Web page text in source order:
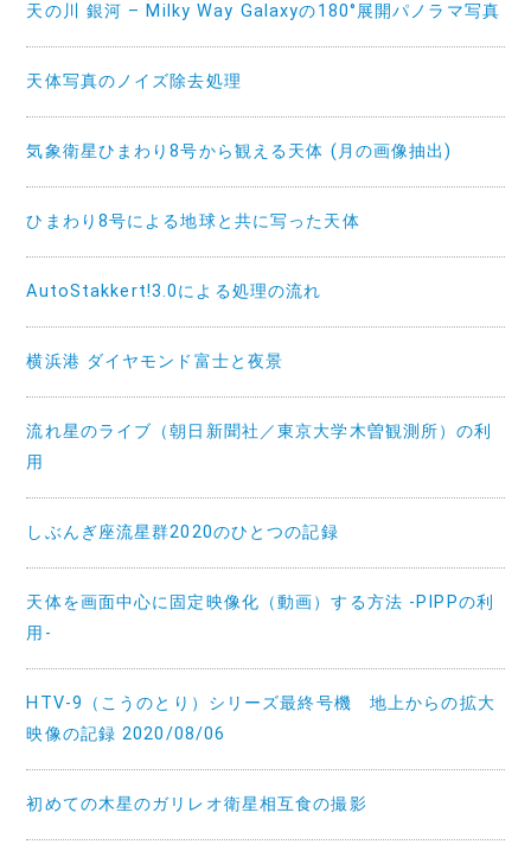
天の川 銀河 – Milky Way Galaxyの180°展開パノラマ写真
天体写真のノイズ除去処理
気象衛星ひまわり8号から観える天体 (月の画像抽出)
ひまわり8号による地球と共に写った天体
AutoStakkert!3.0による処理の流れ
横浜港 ダイヤモンド富士と夜景
流れ星のライブ（朝日新聞社／東京大学木曽観測所）の利
用
しぶんぎ座流星群2020のひとつの記録
天体を画面中心に固定映像化（動画）する方法 -PIPPの利
用-
HTV-9（こうのとり）シリーズ最終号機 地上からの拡大
映像の記録 2020/08/06
初めての木星のガリレオ衛星相互食の撮影